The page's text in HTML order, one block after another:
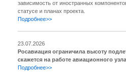
зависимость от иностранных
статусе и планах проекта.
Подробнее>>
23.07.2026
Росавиация ограничила высоту
скажется на работе авиационного узла
Подробнее>>